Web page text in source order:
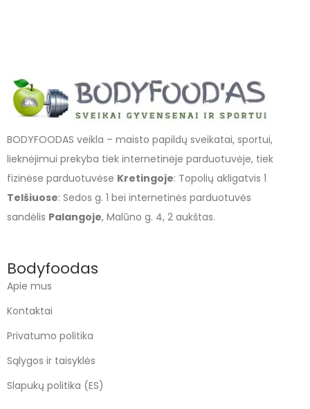
BODYFOODAS veikla – maisto papildų sveikatai, sportui,
lieknėjimui prekyba tiek internetinėje parduotuvėje, tiek
fizinėse parduotuvėse Kretingoje: Topolių akligatvis 1
Telšiuose: Sedos g. 1 bei internetinės parduotuvės
sandėlis Palangoje, Malūno g. 4, 2 aukštas.
Bodyfoodas
Apie mus
Kontaktai
Privatumo politika
Sąlygos ir taisyklės
Slapukų politika (ES)